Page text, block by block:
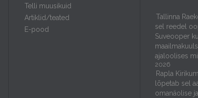
Telli muusikuid
Artiklid/teated
E-pood
Tallinna
sel reedel
Suveooper
ajaloolises
2026
Rapla
lõpetab sel
omanäolise